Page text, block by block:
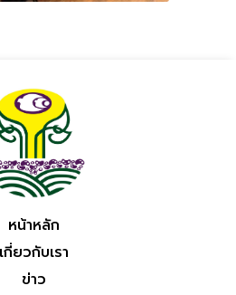
หน้าหลัก
เกี่ยวกับเรา
ข่าว